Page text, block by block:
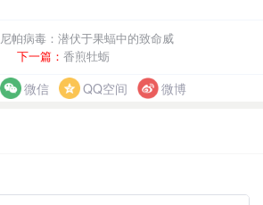
尼帕病毒：潜伏于果蝠中的致命威
下一篇： 香煎牡蛎
微信 QQ空间 微博